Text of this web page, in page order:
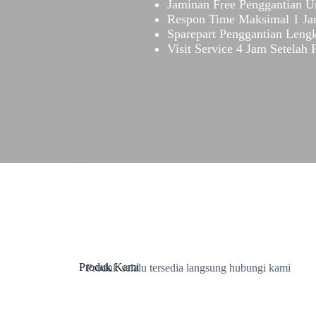
Jaminan Free Penggantian
Respon Time Maksimal 1
Sparepart Penggantian
Visit Service 4 Jam Setelah
Produk Kami
Produk selalu tersedia langsung hubungi kami